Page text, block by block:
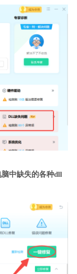
中缺失的各种dll